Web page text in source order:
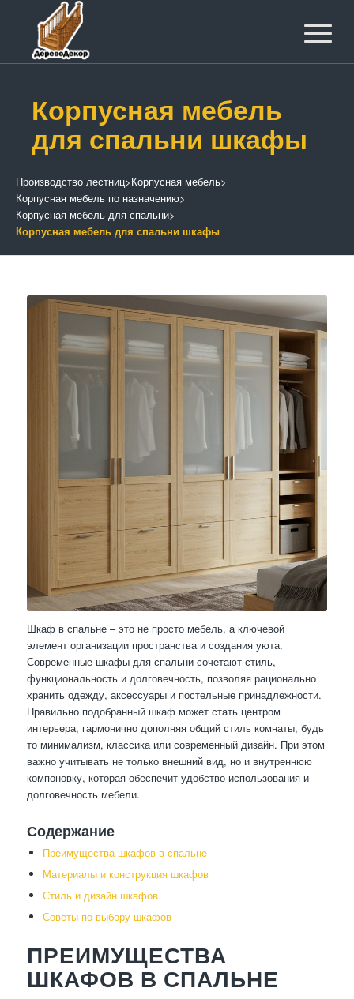
Корпусная мебель
для спальни шкафы
Производство лестниц>Корпусная мебель>
Корпусная мебель по назначению>
Корпусная мебель для спальни>
Корпусная мебель для спальни шкафы
Шкаф в спальне – это не просто мебель, а ключевой
элемент организации пространства и создания уюта.
Современные шкафы для спальни сочетают стиль,
функциональность и долговечность, позволяя рационально
хранить одежду, аксессуары и постельные принадлежности.
Правильно подобранный шкаф может стать центром
интерьера, гармонично дополняя общий стиль комнаты, будь
то минимализм, классика или современный дизайн. При этом
важно учитывать не только внешний вид, но и внутреннюю
компоновку, которая обеспечит удобство использования и
долговечность мебели.
Содержание
Преимущества шкафов в спальне
Материалы и конструкция шкафов
Стиль и дизайн шкафов
Советы по выбору шкафов
ПРЕИМУЩЕСТВА
ШКАФОВ В СПАЛЬНЕ